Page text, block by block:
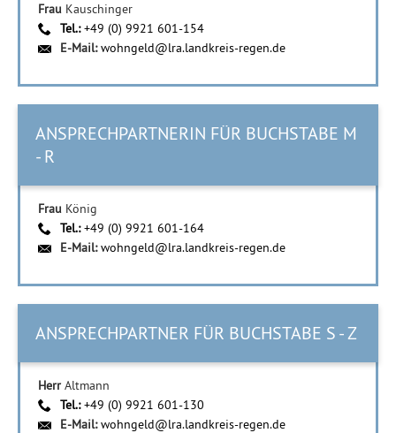
Frau Kauschinger
Tel.:+49 (0) 9921 601-154
E-Mail:wohngeld@lra.landkreis-regen.de
ANSPRECHPARTNERIN FÜR BUCHSTABE M
- R
Frau König
Tel.:+49 (0) 9921 601-164
E-Mail:wohngeld@lra.landkreis-regen.de
ANSPRECHPARTNER FÜR BUCHSTABE S - Z
Herr Altmann
Tel.:+49 (0) 9921 601-130
E-Mail:wohngeld@lra.landkreis-regen.de